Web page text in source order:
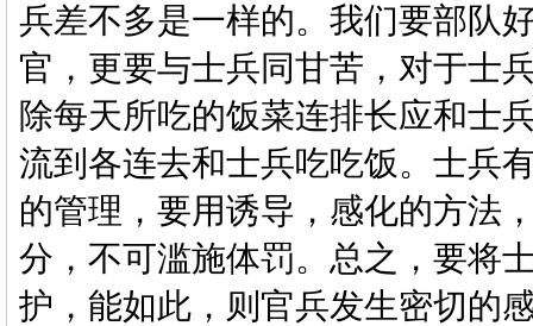
兵差不多是一样的。我们要部队
官，更要与士兵同甘苦，对于士
除每天所吃的饭菜连排长应和士
流到各连去和士兵吃吃饭。士兵
的管理，要用诱导，感化的方法
分，不可滥施体罚。总之，要将
护，能如此，则官兵发生密切的